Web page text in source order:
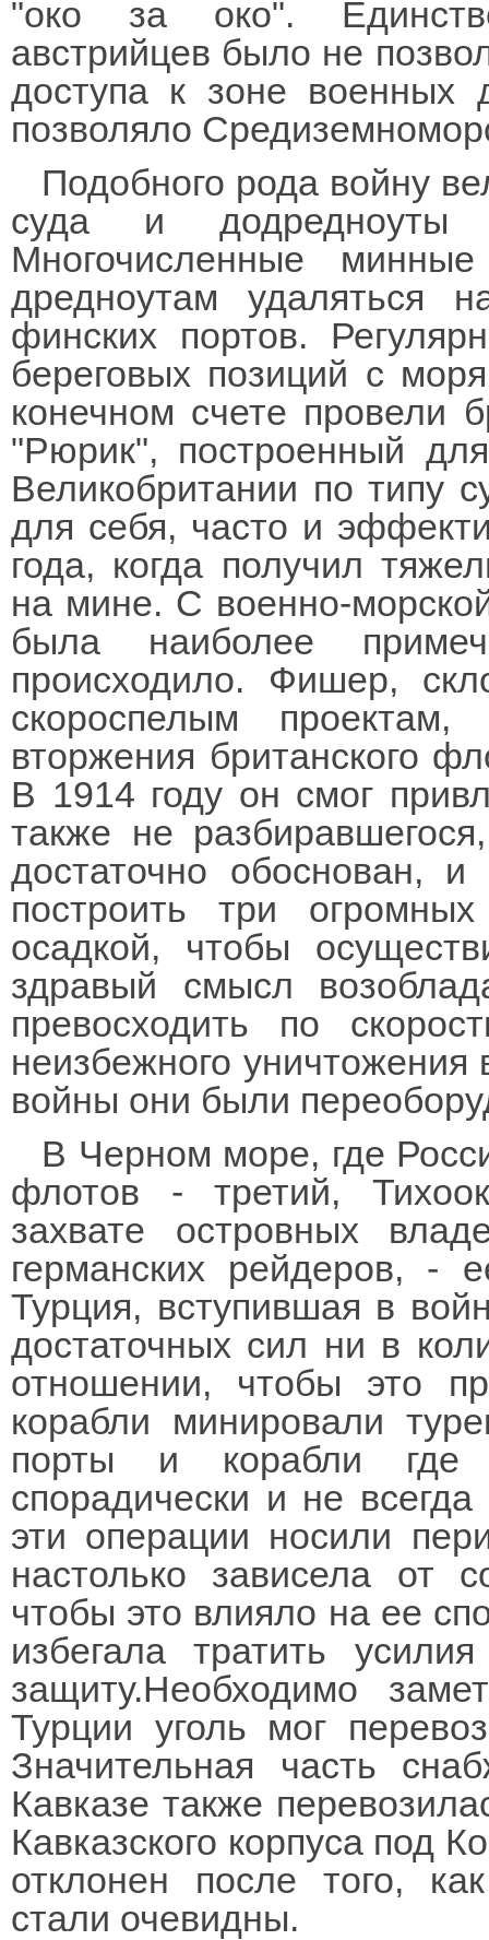
"око за око".
австрийцев было не
доступа к зоне военных
позволяло
Подобного рода войну
суда и додредноуты
Многочисленные
дредноутам удаляться
финских портов.
береговых позиций с
конечном счете провели
"Рюрик", построенный
Великобритании по типу
для себя, часто и
года, когда получил
на мине. С военно-
была наиболее
происходило. Фишер,
скороспелым проектам,
вторжения британского
В 1914 году он смог
также не
достаточно обоснован,
построить три
осадкой, чтобы
здравый смысл
превосходить по
неизбежного уничтожения
войны они были
В Черном море, где
флотов - третий,
захвате островных
германских рейдеров, -
Турция, вступившая в
достаточных сил ни в
отношении, чтобы это
корабли минировали
порты и корабли где
спорадически и не
эти операции носили
настолько зависела от
чтобы это влияло на ее
избегала тратить
защиту.Необходимо
Турции уголь мог
Значительная часть
Кавказе также
Кавказского корпуса под
отклонен после того,
стали очевидны.